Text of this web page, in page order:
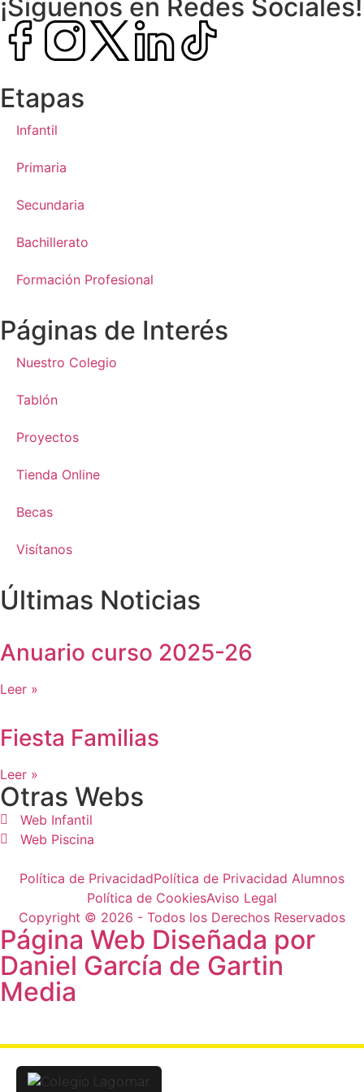
¡Síguenos en Redes Sociales!
Etapas
Infantil
Primaria
Secundaria
Bachillerato
Formación Profesional
Páginas de Interés
Nuestro Colegio
Tablón
Proyectos
Tienda Online
Becas
Visítanos
Últimas Noticias
Anuario curso 2025-26
Leer »
Fiesta Familias
Leer »
Otras Webs
Web Infantil
Web Piscina
Política de PrivacidadPolítica de Privacidad Alumnos
Política de CookiesAviso Legal
Copyright © 2026 - Todos los Derechos Reservados
Página Web Diseñada por
Daniel García de Gartin
Media